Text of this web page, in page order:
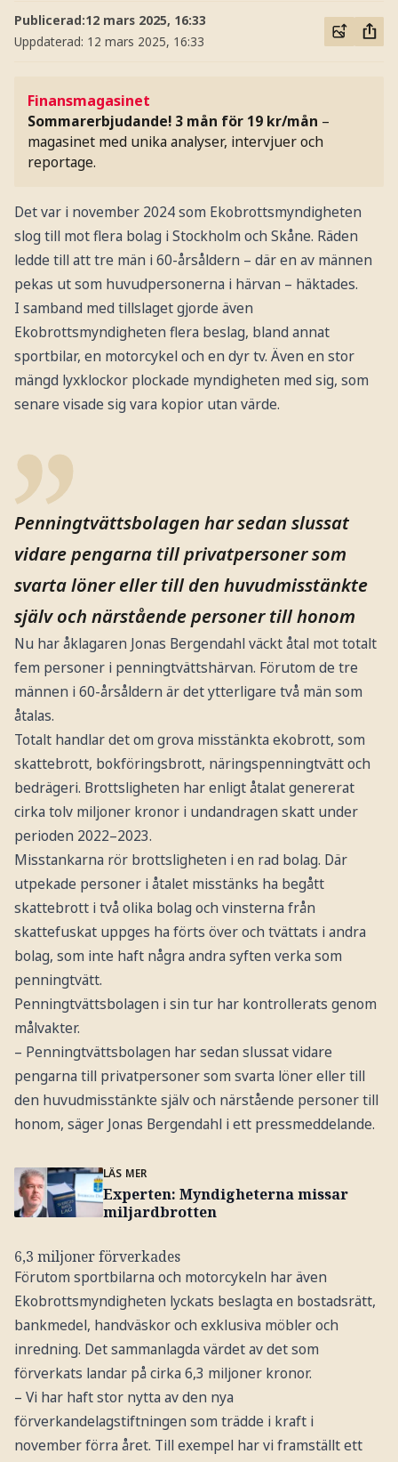
Publicerad:12 mars 2025, 16:33
Uppdaterad: 12 mars 2025, 16:33
Finansmagasinet
Sommarerbjudande! 3 mån för 19 kr/mån –
magasinet med unika analyser, intervjuer och
reportage.
Det var i november 2024 som Ekobrottsmyndigheten
slog till mot flera bolag i Stockholm och Skåne. Räden
ledde till att tre män i 60-årsåldern – där en av männen
pekas ut som huvudpersonerna i härvan – häktades.
I samband med tillslaget gjorde även
Ekobrottsmyndigheten flera beslag, bland annat
sportbilar, en motorcykel och en dyr tv. Även en stor
mängd lyxklockor plockade myndigheten med sig, som
senare visade sig vara kopior utan värde.
Penningtvättsbolagen har sedan slussat
vidare pengarna till privatpersoner som
svarta löner eller till den huvudmisstänkte
själv och närstående personer till honom
Nu har åklagaren Jonas Bergendahl väckt åtal mot totalt
fem personer i penningtvättshärvan. Förutom de tre
männen i 60-årsåldern är det ytterligare två män som
åtalas.
Totalt handlar det om grova misstänkta ekobrott, som
skattebrott, bokföringsbrott, näringspenningtvätt och
bedrägeri. Brottsligheten har enligt åtalat genererat
cirka tolv miljoner kronor i undandragen skatt under
perioden 2022–2023.
Misstankarna rör brottsligheten i en rad bolag. Där
utpekade personer i åtalet misstänks ha begått
skattebrott i två olika bolag och vinsterna från
skattefuskat uppges ha förts över och tvättats i andra
bolag, som inte haft några andra syften verka som
penningtvätt.
Penningtvättsbolagen i sin tur har kontrollerats genom
målvakter.
– Penningtvättsbolagen har sedan slussat vidare
pengarna till privatpersoner som svarta löner eller till
den huvudmisstänkte själv och närstående personer till
honom, säger Jonas Bergendahl i ett pressmeddelande.
LÄS MER
Experten: Myndigheterna missar
miljardbrotten
6,3 miljoner förverkades
Förutom sportbilarna och motorcykeln har även
Ekobrottsmyndigheten lyckats beslagta en bostadsrätt,
bankmedel, handväskor och exklusiva möbler och
inredning. Det sammanlagda värdet av det som
förverkats landar på cirka 6,3 miljoner kronor.
– Vi har haft stor nytta av den nya
förverkandelagstiftningen som trädde i kraft i
november förra året. Till exempel har vi framställt ett